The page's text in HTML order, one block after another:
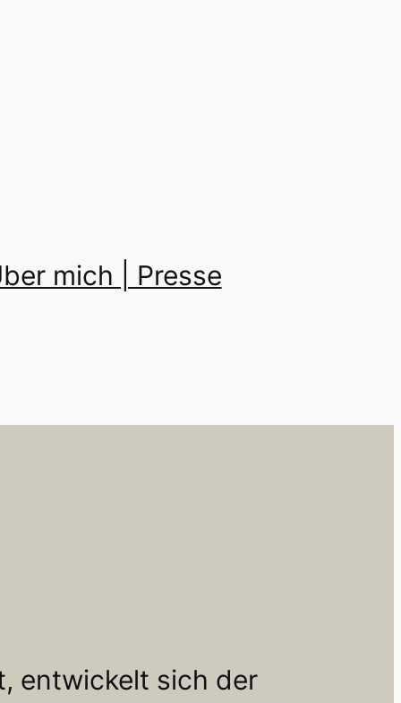
mich | Presse
entwickelt sich der